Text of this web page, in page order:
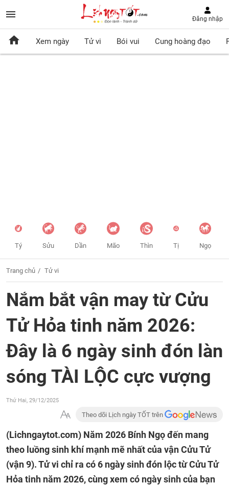
Đăng nhập
Xem ngày Tử vi Bói vui Cung hoàng đạo
Tý Sửu Dần Mão Thìn Tị Ngọ
Trang chủ Tử vi
Nắm bắt vận may từ Cửu
Tử Hỏa tinh năm 2026:
Đây là 6 ngày sinh đón làn
sóng TÀI LỘC cực vượng
Thứ Hai, 29/12/2025
Theo dõi Lịch ngày TỐT trên
(Lichngaytot.com) Năm 2026 Bính Ngọ đến mang
theo luồng sinh khí mạnh mẽ nhất của vận Cửu Tử
(vận 9). Tử vi chỉ ra có 6 ngày sinh đón lộc từ Cửu Tử
Hỏa tinh năm 2026, cùng xem có ngày sinh của bạn